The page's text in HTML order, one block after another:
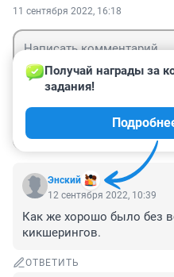
11 сентября 2022, 16:18
Энский
Получай награды за
задания!
12 сентября 2022, 10:39
Как же хорошо было без
кикшерингов.
ОТВЕТИТЬ